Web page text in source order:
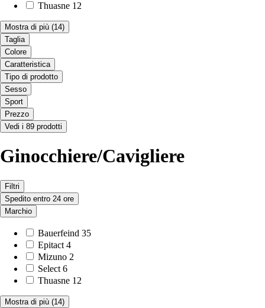
Thuasne 12
Mostra di più (14)
Taglia
Colore
Caratteristica
Tipo di prodotto
Sesso
Sport
Prezzo
Vedi i 89 prodotti
Ginocchiere/Cavigliere
Filtri
Spedito entro 24 ore
Marchio
Bauerfeind 35
Epitact 4
Mizuno 2
Select 6
Thuasne 12
Mostra di più (14)